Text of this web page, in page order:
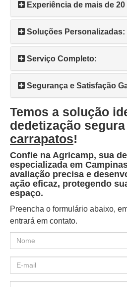
Experiência de mais de
Soluções Personalizadas:
Serviço Completo:
Segurança e Satisfação
Temos a solução
dedetização segura
carrapatos!
Confie na Agricamp, sua
especializada em
avaliação precisa e
ação eficaz, protegendo
espaço.
Preencha o formulário abaixo,
entrará em contato.